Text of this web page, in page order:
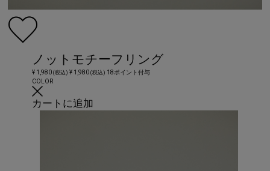
ノットモチーフリング
¥ 1,980(税込) ¥ 1,980(税込) 18ポイント付与
COLOR
カートに追加